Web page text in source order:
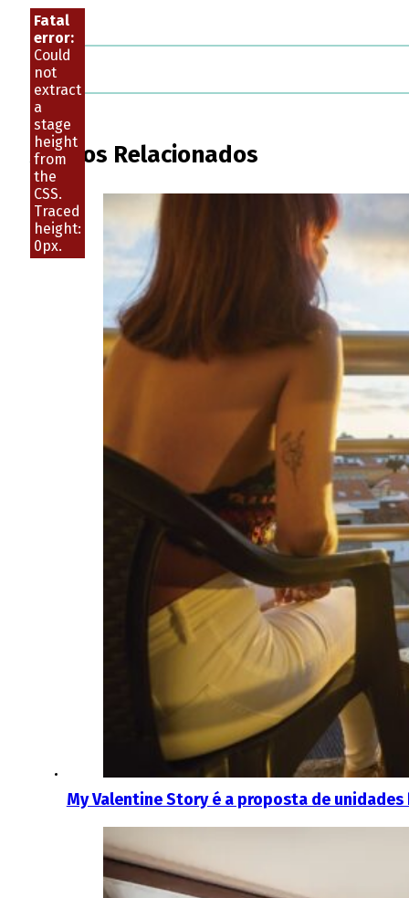
Fatal
error:
Could
not
extract
a
stage
height
from
the
CSS.
Traced
height:
0px.
Artigos Relacionados
My Valentine Story é a proposta de unidades